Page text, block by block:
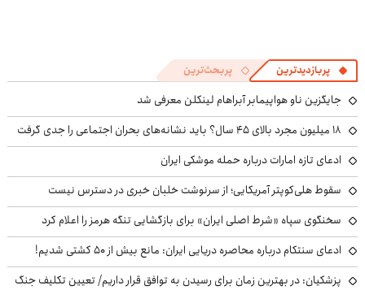
پربازدیدترین پربحث‌ترین
جایگزین ناو هواپیمابر آبراهام لینکلن معرفی شد
۱۸ میلیون مجرد بالای ۴۵ سال؟ باید نشانه‌های بحران اجتماعی را جدی گرفت
ادعای تازه امارات درباره حمله موشکی ایران
سقوط هلی‌کوپتر آمریکایی؛ از سرنوشت خلبان خبری در دسترس نیست
سخنگوی سپاه «شرط اصلی ایران» برای بازگشایی تنگه هرمز را اعلام کرد
ادعای سنتکام درباره محاصره دریایی ایران: مانع بیش از ۵۰ کشتی شدیم!
پزشکیان‌: در بهترین زمان برای رسیدن به توافق قرار داریم/ تعیین تکلیف جنگ